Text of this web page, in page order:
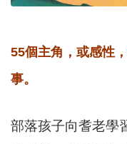
55個主角，或感性
事。
部落孩子向耆老學